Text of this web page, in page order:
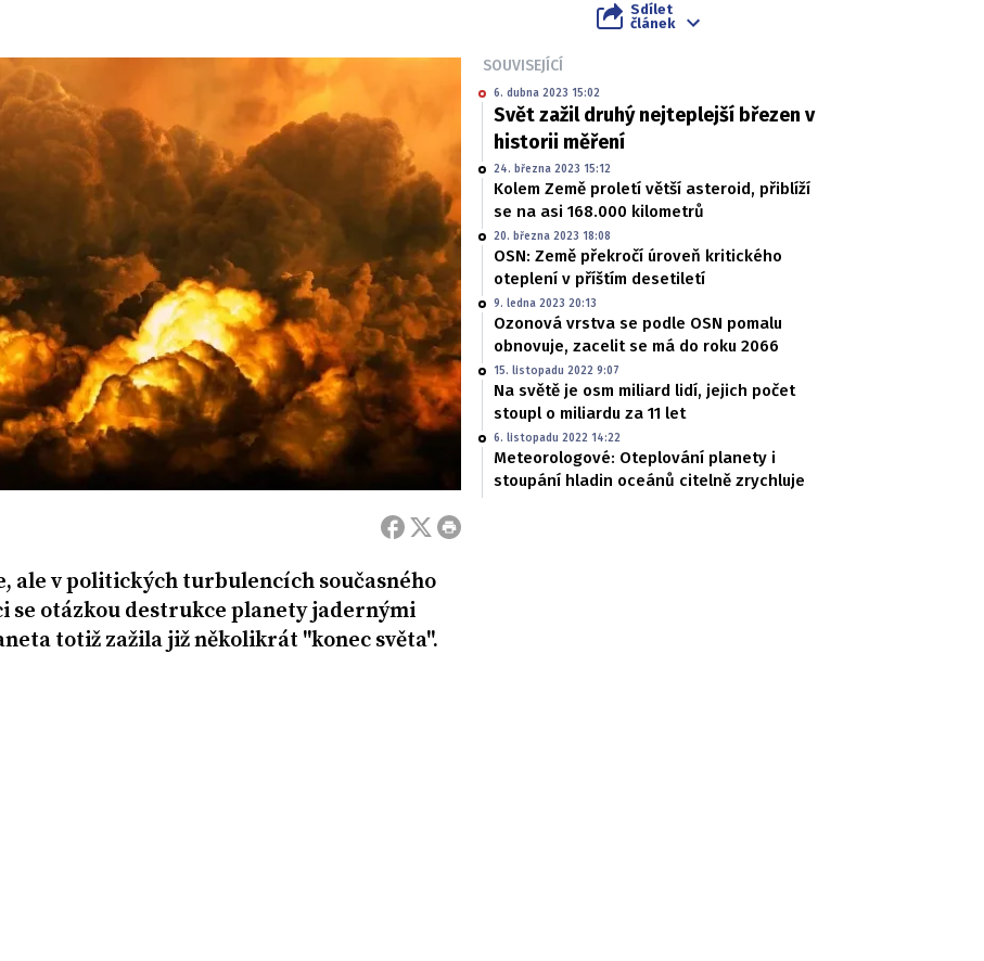
Sdílet
článek
ale v politických turbulencích současného
se otázkou destrukce planety jadernými
totiž zažila již několikrát "konec světa".
SOUVISEJÍCÍ
6. dubna 2023 15:02
Svět zažil druhý nejteplejší březen v
historii měření
24. března 2023 15:12
Kolem Země proletí větší asteroid, přiblíží
se na asi 168.000 kilometrů
20. března 2023 18:08
OSN: Země překročí úroveň kritického
oteplení v příštím desetiletí
9. ledna 2023 20:13
Ozonová vrstva se podle OSN pomalu
obnovuje, zacelit se má do roku 2066
15. listopadu 2022 9:07
Na světě je osm miliard lidí, jejich počet
stoupl o miliardu za 11 let
6. listopadu 2022 14:22
Meteorologové: Oteplování planety i
stoupání hladin oceánů citelně zrychluje